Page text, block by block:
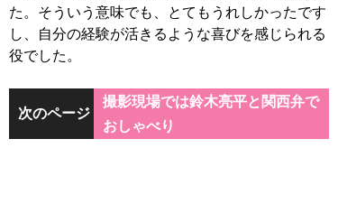
た。そういう意味でも、とてもうれしかったです
し、自分の経験が活きるような喜びを感じられる
役でした。
次のページ
撮影現場では鈴木亮平と関西弁で
おしゃべり